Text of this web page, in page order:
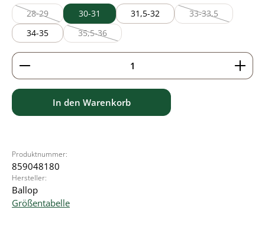
28-29
(Diese Option ist zurzeit nicht verfügbar.)
30-31 31,5-32 33-33,5
(Diese Option ist
34-35 35,5-36
(Diese Option ist zurzeit nicht verfügbar.)
Produkt Anzahl: Gib den gewünschten Wert ein
In den Warenkorb
Produktnummer:
859048180
Hersteller:
Ballop
Größentabelle